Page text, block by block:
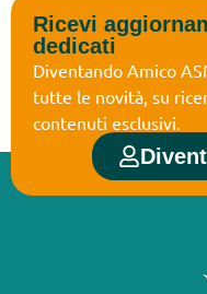
Ricevi
dedicati
Diventando Amico
tutte le novità, su
contenuti esclusivi.